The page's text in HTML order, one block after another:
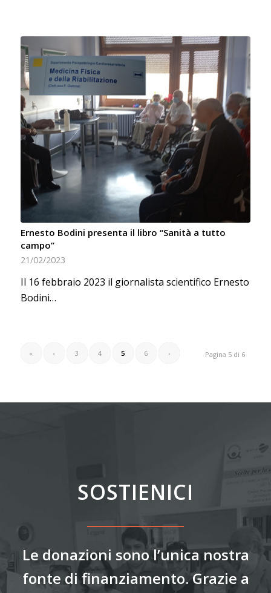
Ernesto Bodini presenta il libro “Sanità a tutto
campo”
21/02/2023
Il 16 febbraio 2023 il giornalista scientifico Ernesto
Bodini…
Pagina 5 di 6
« ‹ 3 4 5 6 ›
SOSTIENICI
Le donazioni sono l’unica nostra
fonte di finanziamento. Grazie a